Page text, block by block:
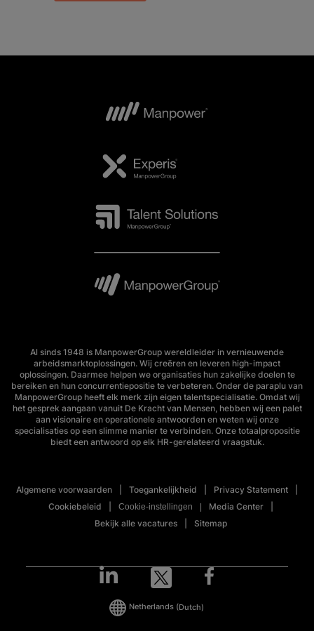
Al sinds 1948 is ManpowerGroup wereldleider in vernieuwende
arbeidsmarktoplossingen. Wij creëren en leveren high-impact
oplossingen. Daarmee helpen we organisaties hun zakelijke doelen te
bereiken en hun concurrentiepositie te verbeteren. Onder de paraplu van
ManpowerGroup heeft elk merk zijn eigen talentspecialisatie. Omdat wij
het gesprek aangaan vanuit De Kracht van Mensen, hebben wij een palet
aan visionaire en operationele antwoorden en weten wij onze
specialisaties op een slimme manier te verbinden. Onze totaalpropositie
biedt een antwoord op elk HR-gerelateerd vraagstuk.
Algemene voorwaarden Toegankelijkheid
Privacy Statement
Cookiebeleid
Cookie-instellingen
Media Center
Bekijk alle vacatures
Sitemap
Netherlands (Dutch)